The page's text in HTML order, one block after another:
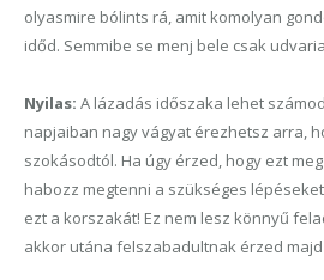
olyasmire bólints rá, amit komolyan
időd. Semmibe se menj bele csak
Nyilas: A lázadás időszaka lehet
napjaiban nagy vágyat érezhetsz arra,
szokásodtól. Ha úgy érzed, hogy ezt
habozz megtenni a szükséges
ezt a korszakát! Ez nem lesz könnyű
akkor utána felszabadultnak érzed majd